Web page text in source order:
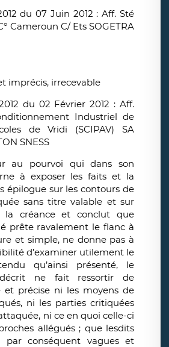
du 07 Juin 2012 : Aff. Sté
Cameroun C/ Ets SOGETRA
imprécis, irrecevable
du 02 Février 2012 : Aff.
Industriel de
de Vridi (SCIPAV) SA
SNESS
au pourvoi qui dans son
à exposer les faits et la
épilogue sur les contours de
sans titre valable et sur
la créance et conclut que
prête ravalement le flanc à
et simple, ne donne pas à
d’examiner utilement le
qu’ainsi présenté, le
ne fait ressortir de
et précise ni les moyens de
ni les parties critiquées
ni ce en quoi celle-ci
allégués ; que lesdits
par conséquent vagues et